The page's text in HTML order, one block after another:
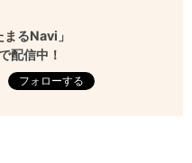
るNavi」
配信中！
フォローする